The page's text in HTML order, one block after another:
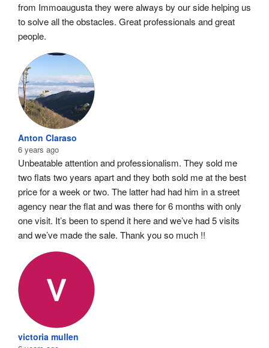
from Immoaugusta they were always by our side helping us
to solve all the obstacles. Great professionals and great
people.
Anton Claraso
6 years ago
Unbeatable attention and professionalism. They sold me
two flats two years apart and they both sold me at the best
price for a week or two. The latter had had him in a street
agency near the flat and was there for 6 months with only
one visit. It’s been to spend it here and we’ve had 5 visits
and we’ve made the sale. Thank you so much !!
victoria mullen